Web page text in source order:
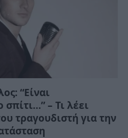
“Είναι
– Τι λέει
τραγουδιστή για την